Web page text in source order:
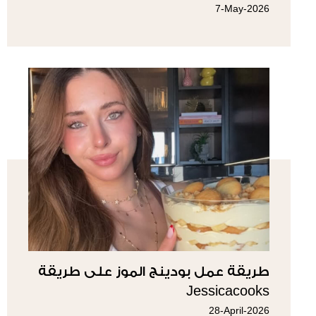
7-May-2026
طريقة عمل بودينج الموز على طريقة
Jessicacooks
28-April-2026